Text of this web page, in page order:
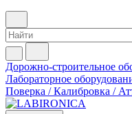
Дорожно-строительное
Лабораторное
Поверка / Калибровка /